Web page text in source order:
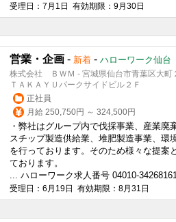
受理日：7月1日 有効期限：9月30日
営業・企画 - 新着 - ハローワーク仙台
株式会社 ＢＷＭ - 宮城県仙台市青葉区大町
ＴＡＫＡＹＵパークサイドビル２Ｆ
正社員
月給 250,750円 ～ 324,500円
・弊社はグループ内で伐採事業、産業廃
スチップ製造供給業、堆肥製造事業、 環
を行っております。そのため様々な提案
ております。
... ハローワーク求人番号 04010-34268161
受理日：6月19日 有効期限：8月31日